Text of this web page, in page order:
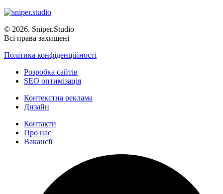
© 2026. Sniper.Studio
Всі права захищені
Політика конфіденційності
Розробка сайтів
SEO оптимізація
Контекстна реклама
Дизайн
Контакти
Про нас
Вакансії